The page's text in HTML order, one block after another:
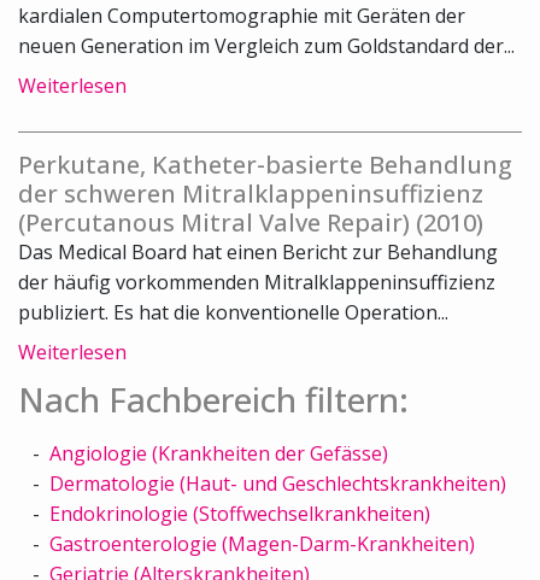
kardialen Computertomographie mit Geräten der
neuen Generation im Vergleich zum Goldstandard der...
Weiterlesen
Perkutane, Katheter-basierte Behandlung
der schweren Mitralklappeninsuffizienz
(Percutanous Mitral Valve Repair) (2010)
Das Medical Board hat einen Bericht zur Behandlung
der häufig vorkommenden Mitralklappeninsuffizienz
publiziert. Es hat die konventionelle Operation...
Weiterlesen
Nach Fachbereich filtern:
Angiologie (Krankheiten der Gefässe)
Dermatologie (Haut- und Geschlechtskrankheiten)
Endokrinologie (Stoffwechselkrankheiten)
Gastroenterologie (Magen-Darm-Krankheiten)
Geriatrie (Alterskrankheiten)